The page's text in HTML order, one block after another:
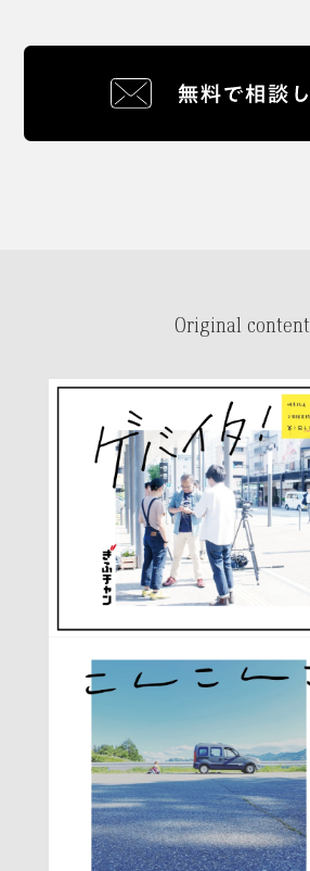
Original content